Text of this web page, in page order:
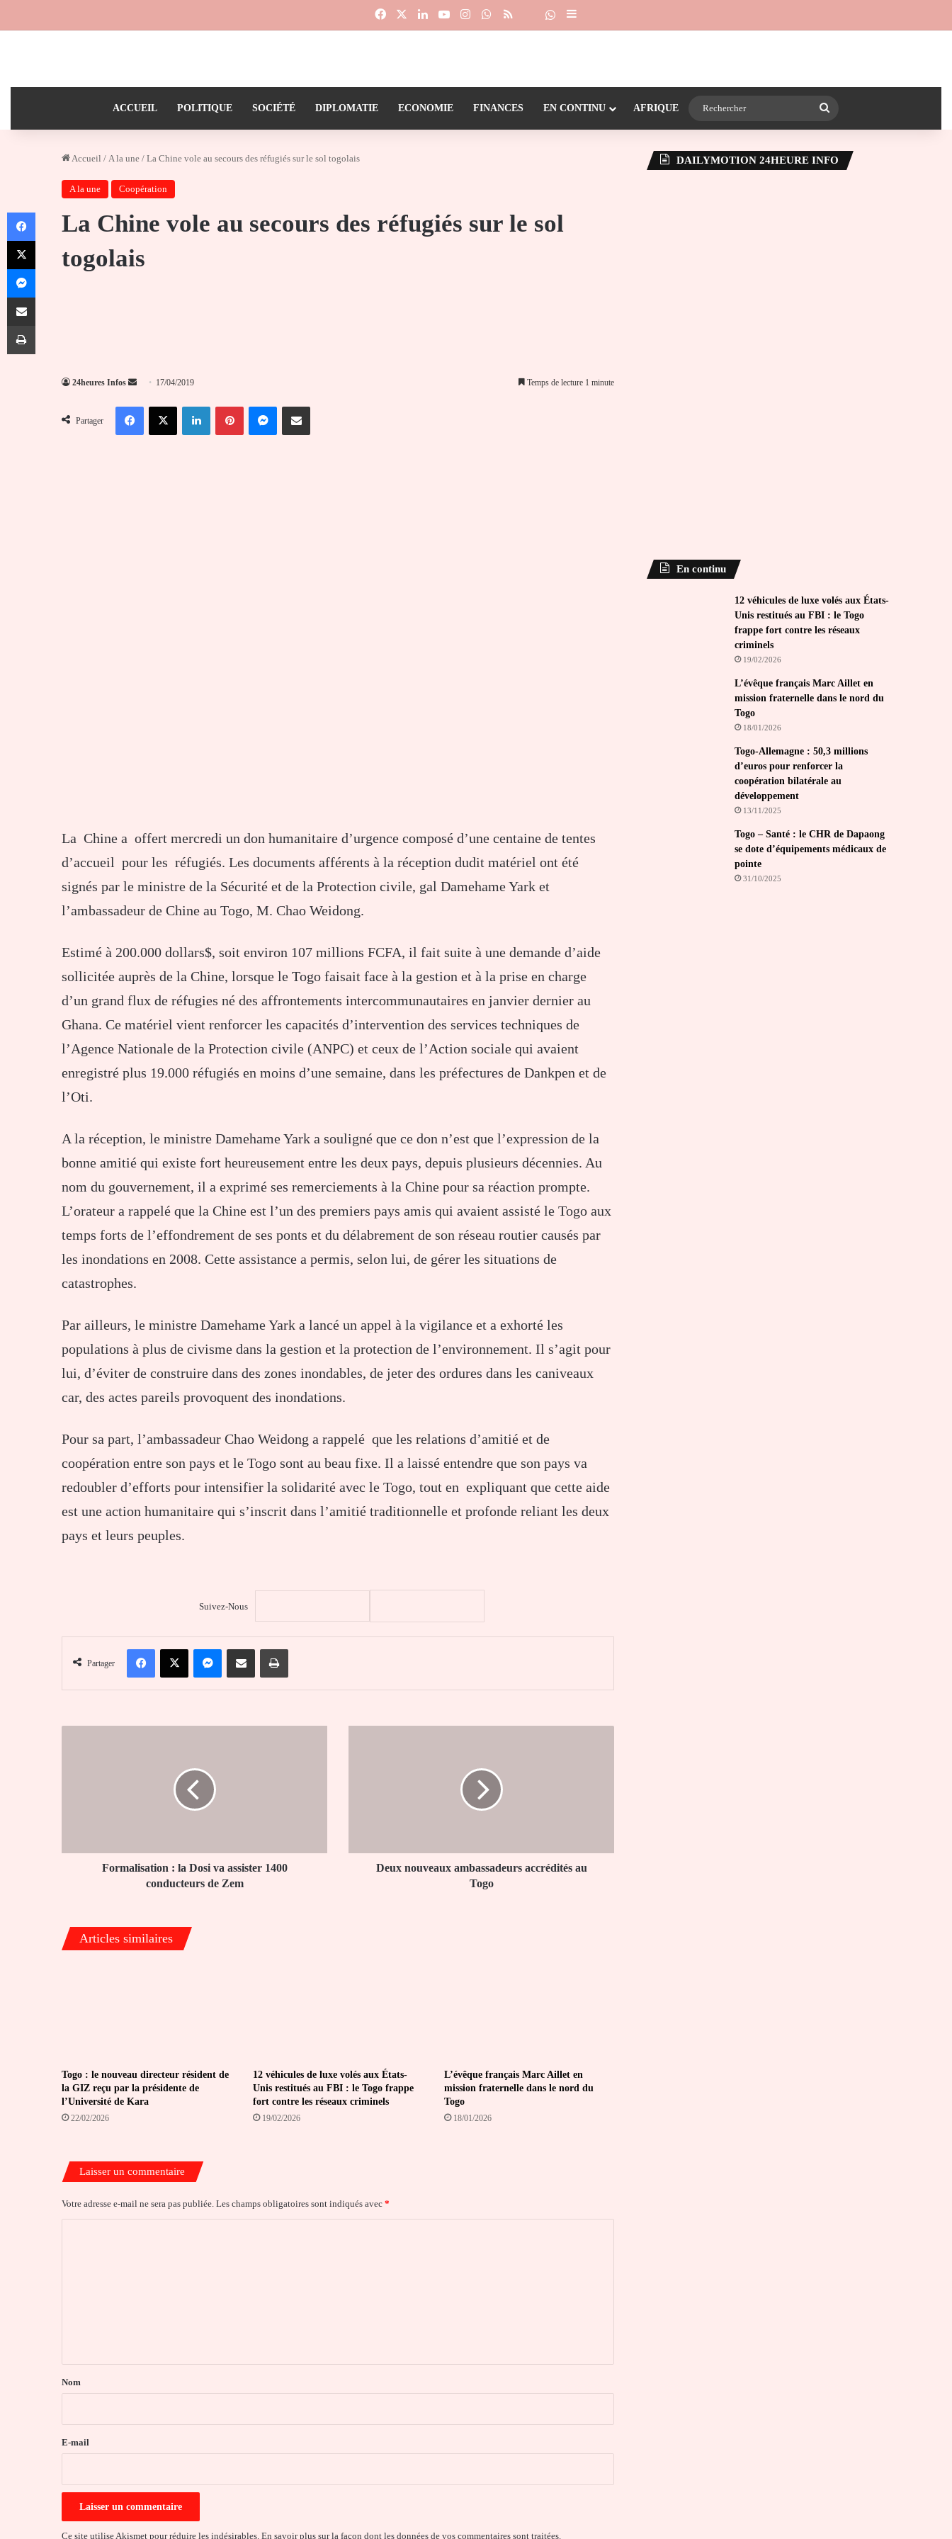
FacebookLinkedinYouTubeInstagramWhatsApp
RSS Dailymotion
Suivre la chaîne 24heureinfo sur WhatsApp
Sidebar (barre latérale)
ACCUEIL POLITIQUE SOCIÉTÉ DIPLOMATIE ECONOMIE FINANCES EN CONTINU AFRIQUE
Accueil / A la une / La Chine vole au secours des réfugiés sur le sol togolais
A la une Coopération
La Chine vole au secours des réfugiés sur le sol
togolais
24heures Infos
Envoyer
courriel
17/04/2019 Temps de lecture 1 minute
Partager
FacebookX LinkedinPinterestMessengerPartager par email
La Chine a offert mercredi un don humanitaire d’urgence composé d’une centaine de tentes
d’accueil pour les réfugiés. Les documents afférents à la réception dudit matériel ont été
signés par le ministre de la Sécurité et de la Protection civile, gal Damehame Yark et
l’ambassadeur de Chine au Togo, M. Chao Weidong.
Estimé à 200.000 dollars$, soit environ 107 millions FCFA, il fait suite à une demande d’aide
sollicitée auprès de la Chine, lorsque le Togo faisait face à la gestion et à la prise en charge
d’un grand flux de réfugies né des affrontements intercommunautaires en janvier dernier au
Ghana. Ce matériel vient renforcer les capacités d’intervention des services techniques de
l’Agence Nationale de la Protection civile (ANPC) et ceux de l’Action sociale qui avaient
enregistré plus 19.000 réfugiés en moins d’une semaine, dans les préfectures de Dankpen et de
l’Oti.
A la réception, le ministre Damehame Yark a souligné que ce don n’est que l’expression de la
bonne amitié qui existe fort heureusement entre les deux pays, depuis plusieurs décennies. Au
nom du gouvernement, il a exprimé ses remerciements à la Chine pour sa réaction prompte.
L’orateur a rappelé que la Chine est l’un des premiers pays amis qui avaient assisté le Togo aux
temps forts de l’effondrement de ses ponts et du délabrement de son réseau routier causés par
les inondations en 2008. Cette assistance a permis, selon lui, de gérer les situations de
catastrophes.
Par ailleurs, le ministre Damehame Yark a lancé un appel à la vigilance et a exhorté les
populations à plus de civisme dans la gestion et la protection de l’environnement. Il s’agit pour
lui, d’éviter de construire dans des zones inondables, de jeter des ordures dans les caniveaux
car, des actes pareils provoquent des inondations.
Pour sa part, l’ambassadeur Chao Weidong a rappelé que les relations d’amitié et de
coopération entre son pays et le Togo sont au beau fixe. Il a laissé entendre que son pays va
redoubler d’efforts pour intensifier la solidarité avec le Togo, tout en expliquant que cette aide
est une action humanitaire qui s’inscrit dans l’amitié traditionnelle et profonde reliant les deux
pays et leurs peuples.
Suivez-Nous
Partager
FacebookX MessengerPartager par email Imprimer
de
Formalisation : la Dosi va assister 1400
conducteurs de Zem
Deux nouveaux ambassadeurs accrédités au
Togo
Articles similaires
Togo : le nouveau directeur résident de
la GIZ reçu par la présidente de
l’Université de Kara
22/02/2026
12 véhicules de luxe volés aux États-
Unis restitués au FBI : le Togo frappe
fort contre les réseaux criminels
19/02/2026
L’évêque français Marc Aillet en
mission fraternelle dans le nord du
Togo
18/01/2026
Laisser un commentaire
Votre adresse e-mail ne sera pas publiée. Les champs obligatoires sont indiqués avec *
a
e
Nom
E-mail
Ce site utilise Akismet pour réduire les indésirables. En savoir plus sur la façon dont les données de vos commentaires sont traitées
DAILYMOTION 24HEURE INFO
En continu
12 véhicules de luxe volés aux États-
Unis restitués au FBI : le Togo
frappe fort contre les réseaux
criminels
19/02/2026
L’évêque français Marc Aillet en
mission fraternelle dans le nord du
Togo
18/01/2026
Togo-Allemagne : 50,3 millions
d’euros pour renforcer la
coopération bilatérale au
développement
13/11/2025
Togo – Santé : le CHR de Dapaong
se dote d’équipements médicaux de
pointe
31/10/2025
Facebook
X
Messenger
Partager par email